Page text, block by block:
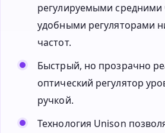
регулируемыми средними
удобными регуляторами
частот.
Быстрый, но прозрачно
оптический регулятор
ручкой.
Технология Unison